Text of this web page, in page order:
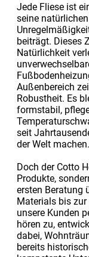
Jede Fliese ist
seine
beiträgt. Dieses
Natürlichkeit
Außenbereich
Robustheit. Es
formstabil,
seit
der Welt machen.
Doch der Cotto
Produkte,
ersten Beratung
Materials bis
unsere Kunden
hören zu,
dabei,
bereits